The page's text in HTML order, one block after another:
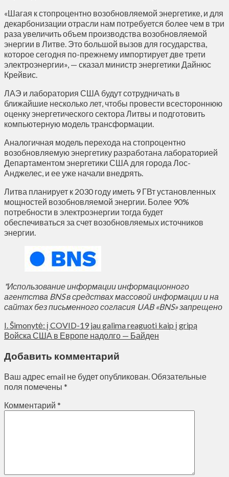
«Шагая к стопроцентно возобновляемой энергетике, и для
декарбонизации отрасли нам потребуется более чем в три
раза увеличить объем производства возобновляемой
энергии в Литве. Это большой вызов для государства,
которое сегодня по-прежнему импортирует две трети
электроэнергии», — сказал министр энергетики Дайнюс
Крейвис.
ЛАЭ и лаборатория США будут сотрудничать в
ближайшие несколько лет, чтобы провести всестороннюю
оценку энергетического сектора Литвы и подготовить
компьютерную модель трансформации.
Аналогичная модель перехода на стопроцентно
возобновляемую энергетику разработана лабораторией
Департаментом энергетики США для города Лос-
Анджелес, и ее уже начали внедрять.
Литва планирует к 2030 году иметь 9 ГВт установленных
мощностей возобновляемой энергии. Более 90%
потребности в электроэнергии тогда будет
обеспечиваться за счет возобновляемых источников
энергии.
*Использование информации информационного
агентства BNS в средствах массовой информации и на
сайтах без письменного согласия UAB «BNS» запрещено
I. Šimonytė: į COVID-19 jau galima reaguoti kaip į gripą
Войска США в Европе надолго — Байден
Добавить комментарий
Ваш адрес email не будет опубликован.Обязательные
поля помечены *
Комментарий *